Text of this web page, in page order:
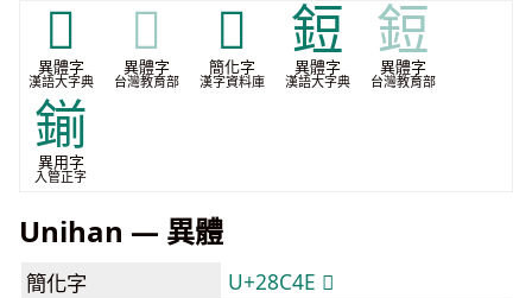
𨪐
異體字
漢語大字典
𨪐
異體字
台灣教育部
𨱎
簡化字
漢字資料庫
鋀
異體字
漢語大字典
鋀
異體字
台灣教育部
鎆
異用字
入管正字
Unihan — 異體
簡化字 U+28C4E 𨱎